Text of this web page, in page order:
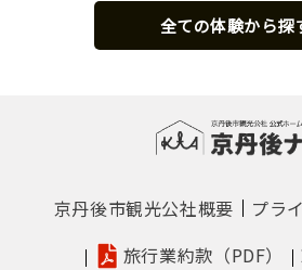
全ての体験から探
京丹後市観光公社概要
プラ
旅行業約款（PDF）